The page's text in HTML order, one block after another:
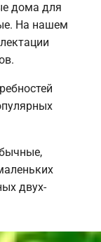
дома для
На нашем
двух-